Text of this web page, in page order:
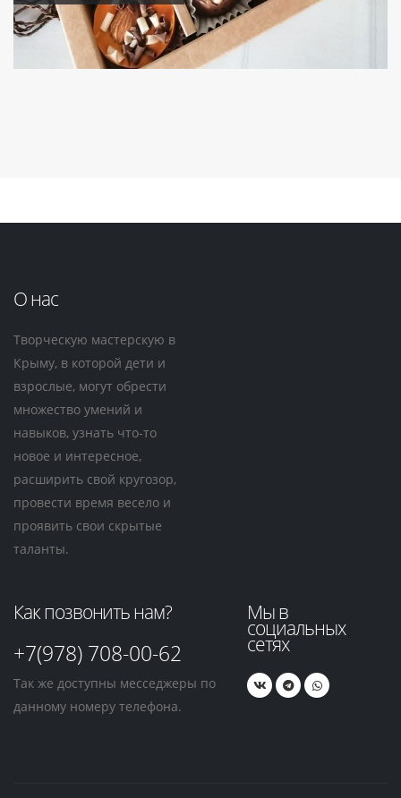
О нас
Творческую мастерскую в
Крыму, в которой дети и
взрослые, могут обрести
множество умений и
навыков, узнать что-то
новое и интересное,
расширить свой кругозор,
провести время весело и
проявить свои скрытые
таланты.
Как позвонить нам?
+7(978) 708-00-62
Так же доступны месседжеры по
данному номеру телефона.
Мы в
социальных
сетях